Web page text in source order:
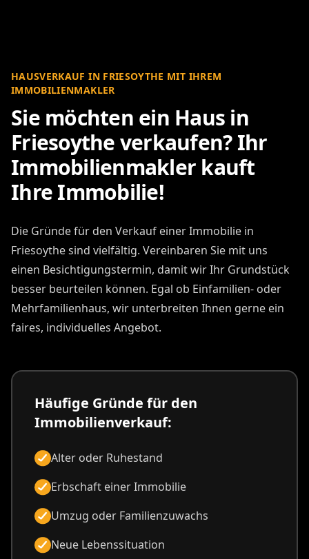
HAUSVERKAUF IN FRIESOYTHE MIT IHREM
IMMOBILIENMAKLER
Sie möchten ein Haus in
Friesoythe verkaufen? Ihr
Immobilienmakler kauft
Ihre Immobilie!
Die Gründe für den Verkauf einer Immobilie in
Friesoythe sind vielfältig. Vereinbaren Sie mit uns
einen Besichtigungstermin, damit wir Ihr Grundstück
besser beurteilen können. Egal ob Einfamilien- oder
Mehrfamilienhaus, wir unterbreiten Ihnen gerne ein
faires, individuelles Angebot.
Häufige Gründe für den
Immobilienverkauf:
Alter oder Ruhestand
Erbschaft einer Immobilie
Umzug oder Familienzuwachs
Neue Lebenssituation